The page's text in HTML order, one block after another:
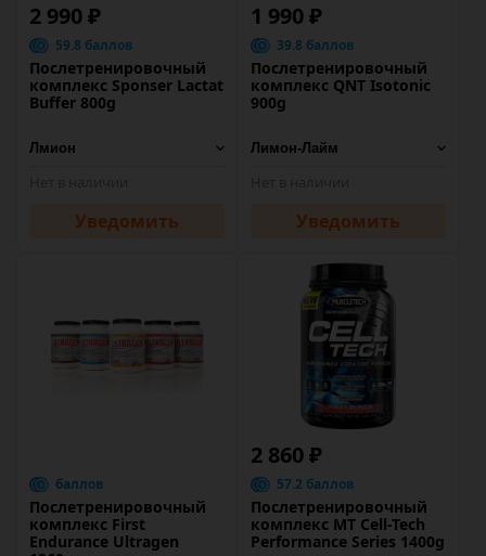
2 990 ₽
59.8 баллов
Послетренировочный
комплекс Sponser Lactat
Buffer 800g
Уведомить
1 990 ₽
39.8 баллов
Послетренировочный
комплекс QNT Isotonic
900g
Уведомить
баллов
Послетренировочный
комплекс First
Endurance Ultragen
2 860 ₽
57.2 баллов
Послетренировочный
комплекс MT Cell-Tech
Performance Series 1400g